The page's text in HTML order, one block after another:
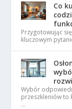
Co
Przygotowując
kluczowym
Wybór
przeszkleniów to
…